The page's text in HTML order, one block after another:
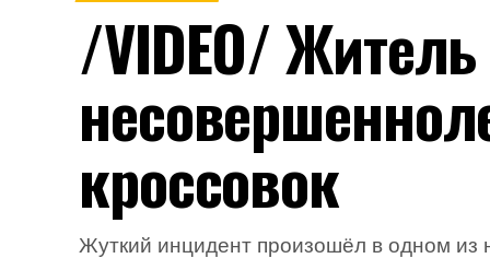
/VIDEO/
кроссовок
Жуткий инцидент произошёл в одном из